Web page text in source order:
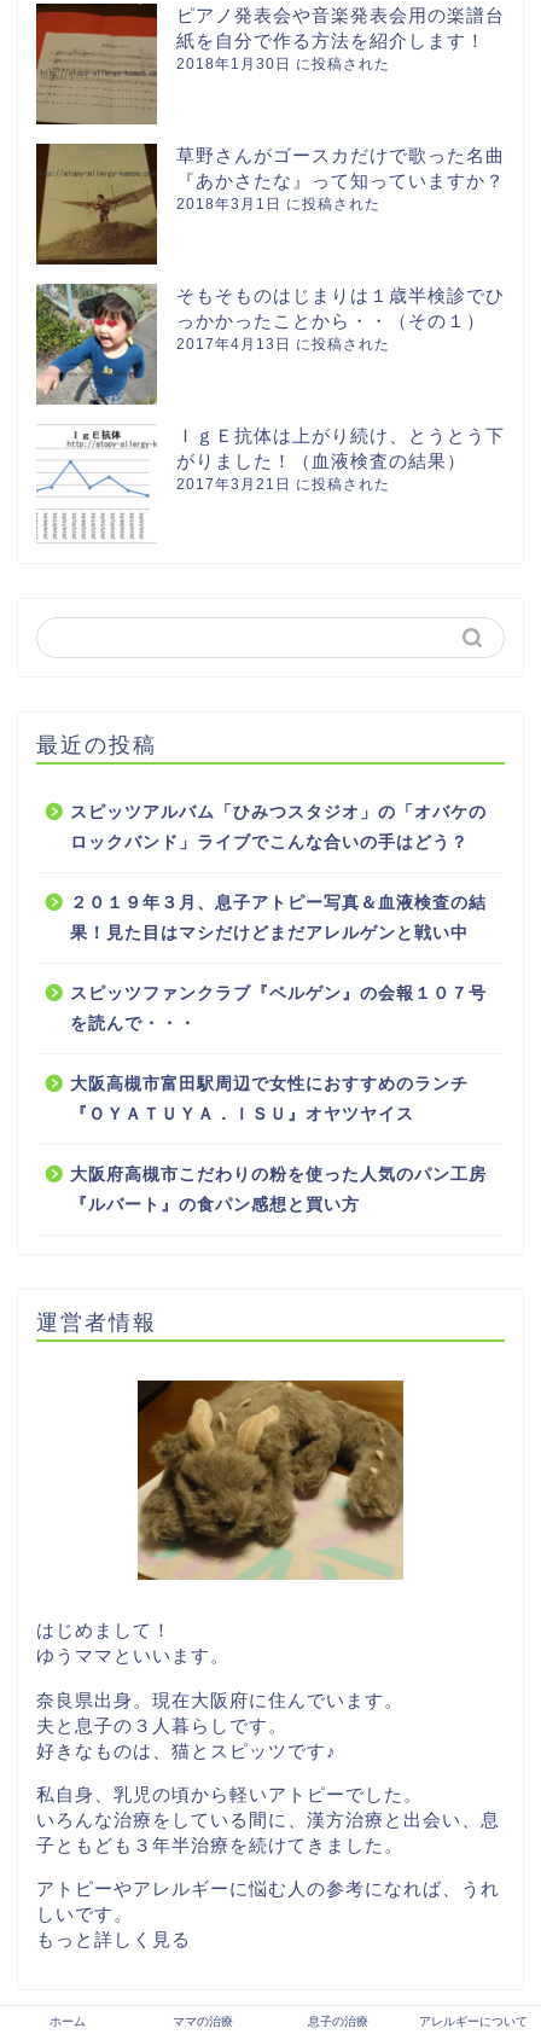
ピアノ発表会や音楽発表会用の楽譜台
紙を自分で作る方法を紹介します！
2018年1月30日 に投稿された
草野さんがゴースカだけで歌った名曲
『あかさたな』って知っていますか？
2018年3月1日 に投稿された
そもそものはじまりは１歳半検診でひ
っかかったことから・・（その１）
2017年4月13日 に投稿された
ＩｇＥ抗体は上がり続け、とうとう下
がりました！（血液検査の結果）
2017年3月21日 に投稿された
最近の投稿
スピッツアルバム「ひみつスタジオ」の「オバケの
ロックバンド」ライブでこんな合いの手はどう？
２０１９年３月、息子アトピー写真＆血液検査の結
果！見た目はマシだけどまだアレルゲンと戦い中
スピッツファンクラブ『ベルゲン』の会報１０７号
を読んで・・・
大阪高槻市富田駅周辺で女性におすすめのランチ
『ＯＹＡＴＵＹＡ．ＩＳＵ』オヤツヤイス
大阪府高槻市こだわりの粉を使った人気のパン工房
『ルバート』の食パン感想と買い方
運営者情報
はじめまして！
ゆうママといいます。
奈良県出身。現在大阪府に住んでいます。
夫と息子の３人暮らしです。
好きなものは、猫とスピッツです♪
私自身、乳児の頃から軽いアトピーでした。
いろんな治療をしている間に、漢方治療と出会い、息
子ともども３年半治療を続けてきました。
アトピーやアレルギーに悩む人の参考になれば、うれ
しいです。
もっと詳しく見る
ホーム ママの治療 息子の治療 アレルギーについて